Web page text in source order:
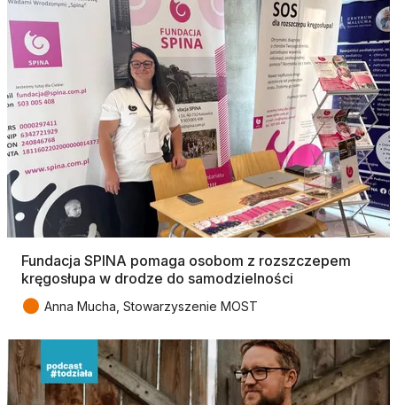
Fundacja SPINA pomaga osobom z rozszczepem
kręgosłupa w drodze do samodzielności
● Anna Mucha, Stowarzyszenie MOST